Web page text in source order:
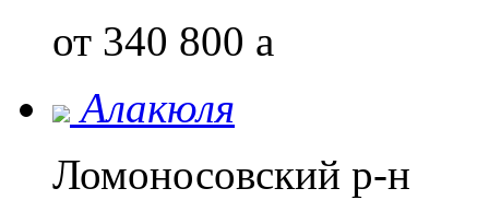
от 340 800 a
Алакюля
Ломоносовский р-н